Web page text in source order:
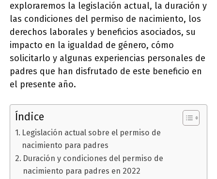
exploraremos la legislación actual, la duración y
las condiciones del permiso de nacimiento, los
derechos laborales y beneficios asociados, su
impacto en la igualdad de género, cómo
solicitarlo y algunas experiencias personales de
padres que han disfrutado de este beneficio en
el presente año.
Índice
Legislación actual sobre el permiso de
nacimiento para padres
Duración y condiciones del permiso de
nacimiento para padres en 2022